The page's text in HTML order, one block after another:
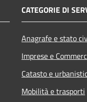
CATEGORIE DI
Anagrafe e stato
Imprese e
Catasto e
Mobilità e trasporti